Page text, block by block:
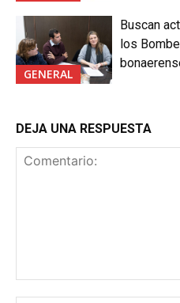
GENERAL
Buscan
los
DEJA UNA RESPUESTA